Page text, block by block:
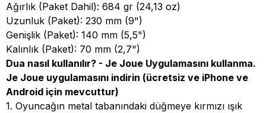
Ağırlık (Paket Dahil): 684 gr (24,13 oz)
Uzunluk (Paket): 230 mm (9")
Genişlik (Paket): 140 mm (5,5")
Kalınlık (Paket): 70 mm (2,7")
Dua nasıl kullanılır? - Je Joue Uygulamasını kullanma.
Je Joue uygulamasını indirin (ücretsiz ve iPhone ve
Android için mevcuttur)
1. Oyuncağın metal tabanındaki düğmeye kırmızı ışık